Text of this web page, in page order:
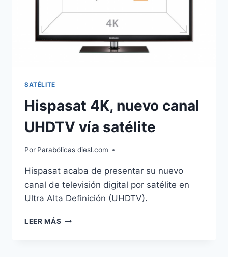
SATÉLITE
Hispasat 4K, nuevo canal
UHDTV vía satélite
Por Parabólicas diesl.com
Hispasat acaba de presentar su nuevo
canal de televisión digital por satélite en
Ultra Alta Definición (UHDTV).
LEER MÁS HISPASAT